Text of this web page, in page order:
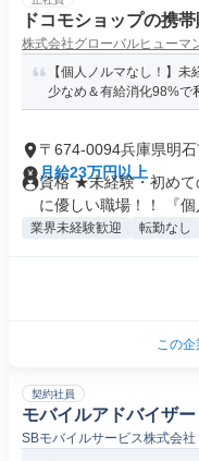
ドコモショップの携
株式会社グローバルヒューマ
【個人ノルマなし！】
少なめ＆有給消化98%で
〒674-0094兵庫県明
月給23万円以上
資格 ★未経験・初め
に優しい職場！！ 『個
業界未経験歓迎 転勤なし
この
契約社員
モバイルアドバイザー
SBモバイルサービス株式会社